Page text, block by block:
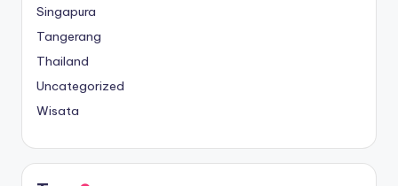
Singapura
Tangerang
Thailand
Uncategorized
Wisata